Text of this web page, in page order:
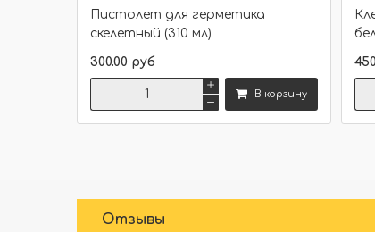
Пистолет для герметика
скелетный (310 мл)
300.00 руб
В корзину
Отзывы